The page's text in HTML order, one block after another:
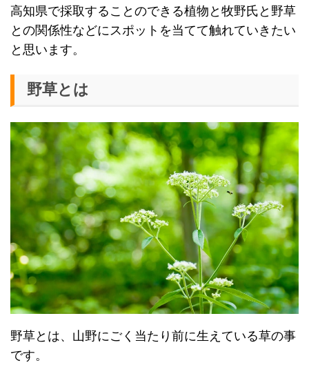
高知県で採取することのできる植物と牧野氏と野草
との関係性などにスポットを当てて触れていきたい
と思います。
野草とは
野草とは、山野にごく当たり前に生えている草の事
です。